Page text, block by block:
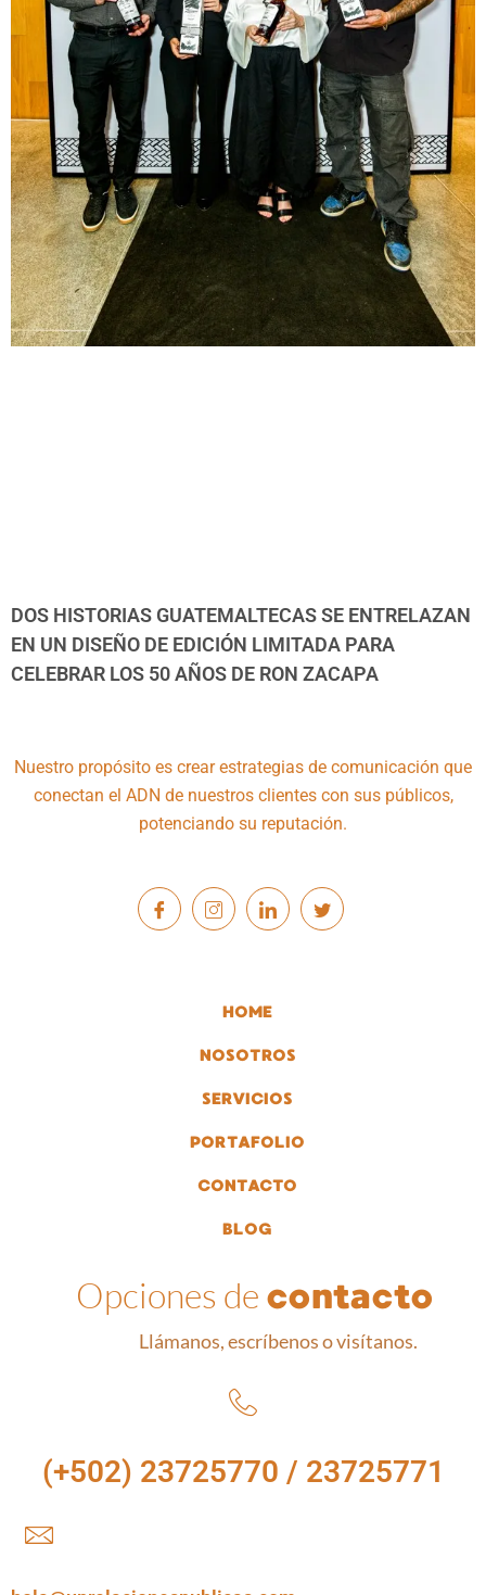
DOS HISTORIAS GUATEMALTECAS SE ENTRELAZAN
EN UN DISEÑO DE EDICIÓN LIMITADA PARA
CELEBRAR LOS 50 AÑOS DE RON ZACAPA
Nuestro propósito es crear estrategias de comunicación que
conectan el ADN de nuestros clientes con sus públicos,
potenciando su reputación.
HOME
NOSOTROS
SERVICIOS
PORTAFOLIO
CONTACTO
BLOG
Opciones de contacto
Llámanos, escríbenos o visítanos.
(+502) 23725770 / 23725771